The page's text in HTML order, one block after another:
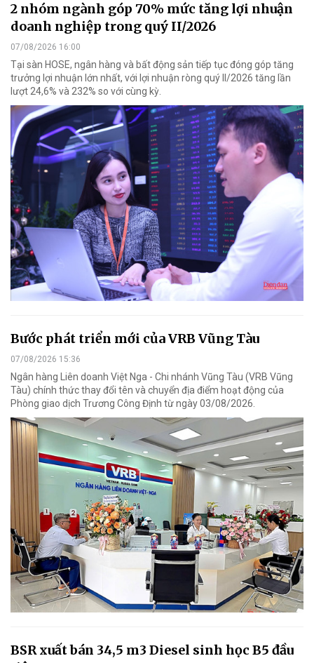
2 nhóm ngành góp 70% mức tăng lợi nhuận
doanh nghiệp trong quý II/2026
07/08/2026 16:00
Tại sàn HOSE, ngân hàng và bất động sản tiếp tục đóng góp tăng
trưởng lợi nhuận lớn nhất, với lợi nhuận ròng quý II/2026 tăng lần
lượt 24,6% và 232% so với cùng kỳ.
Bước phát triển mới của VRB Vũng Tàu
07/08/2026 15:36
Ngân hàng Liên doanh Việt Nga - Chi nhánh Vũng Tàu (VRB Vũng
Tàu) chính thức thay đổi tên và chuyển địa điểm hoạt động của
Phòng giao dịch Trương Công Định từ ngày 03/08/2026.
BSR xuất bán 34,5 m3 Diesel sinh học B5 đầu